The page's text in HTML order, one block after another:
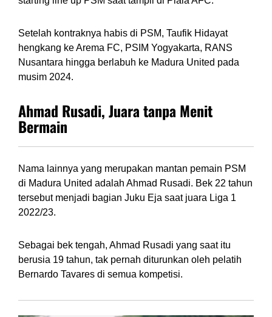
Setelah kontraknya habis di PSM, Taufik Hidayat
hengkang ke Arema FC, PSIM Yogyakarta, RANS
Nusantara hingga berlabuh ke Madura United pada
musim 2024.
Ahmad Rusadi, Juara tanpa Menit
Bermain
Nama lainnya yang merupakan mantan pemain PSM
di Madura United adalah Ahmad Rusadi. Bek 22 tahun
tersebut menjadi bagian Juku Eja saat juara Liga 1
2022/23.
Sebagai bek tengah, Ahmad Rusadi yang saat itu
berusia 19 tahun, tak pernah diturunkan oleh pelatih
Bernardo Tavares di semua kompetisi.